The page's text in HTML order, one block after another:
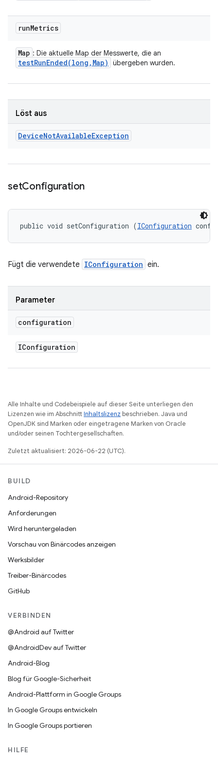
runMetrics
Map : Die aktuelle Map der Messwerte, die an
testRunEnded(long , Map) übergeben wurden.
Löst aus
DeviceNotAvailableException
setConfiguration
public void setConfiguration (IConfiguration
Fügt die verwendete IConfiguration ein.
Parameter
configuration
IConfiguration
Alle Inhalte und Codebeispiele auf dieser Seite unterliegen den
Lizenzen wie im AbschnittInhaltslizenz beschrieben. Java und
OpenJDK sind Marken oder eingetragene Marken von Oracle
und/oder seinen Tochtergesellschaften.
Zuletzt aktualisiert: 2026-06-22 (UTC).
BUILD
Android-Repository
Anforderungen
Wird heruntergeladen
Vorschau von Binärcodes anzeigen
Werksbilder
Treiber-Binärcodes
GitHub
VERBINDEN
@Android auf Twitter
@AndroidDev auf Twitter
Android-Blog
Blog für Google-Sicherheit
Android-Plattform in Google Groups
In Google Groups entwickeln
In Google Groups portieren
HILFE